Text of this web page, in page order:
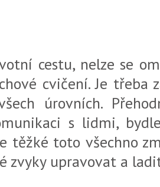
cestu, nelze se
cvičení. Je třeba
úrovních.
s lidmi,
těžké toto všechno
zvyky upravovat a